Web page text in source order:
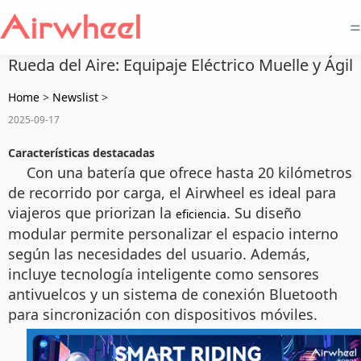
=
Rueda del Aire: Equipaje Eléctrico Muelle y Ágil
Home > Newslist >
2025-09-17
Características destacadas
Con una batería que ofrece hasta 20 kilómetros
de recorrido por carga, el Airwheel es ideal para
viajeros que priorizan la eficiencia. Su diseño
modular permite personalizar el espacio interno
según las necesidades del usuario. Además,
incluye tecnología inteligente como sensores
antivuelcos y un sistema de conexión Bluetooth
para sincronización con dispositivos móviles.